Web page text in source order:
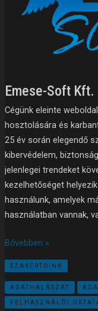
Emese-Soft Kft.
Cégünk eleinte
hosztolására és
25 év során elegendő
kibervédelem,
jelenlegei trendeket
kezelhetőséget
használunk, amelyek
használatban vannak,
Bővebben »
SZAKÉRTŐINK
ADATHALÁSZAT
FELHASZNÁLÓI